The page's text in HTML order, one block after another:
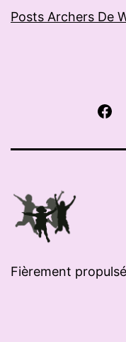
Posts Archers De
Fièrement